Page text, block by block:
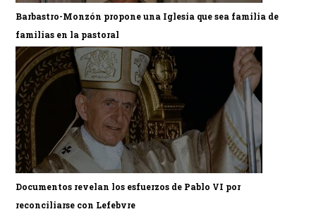
Barbastro-Monzón propone una Iglesia que sea familia de
familias en la pastoral
Documentos revelan los esfuerzos de Pablo VI por
reconciliarse con Lefebvre